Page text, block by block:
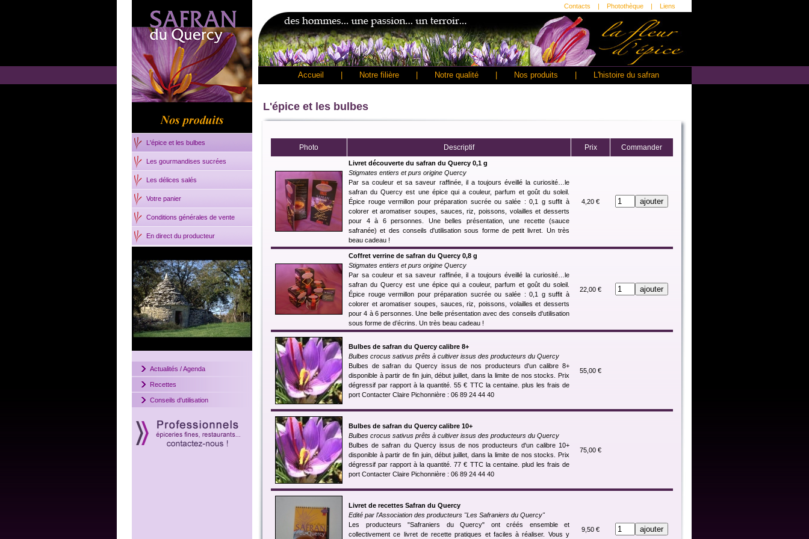
Contacts | Photothèque | Liens
Accueil Notre filière| Notre qualité| Nos produits L'histoire du safran
L'épice et les bulbes
Les gourmandises sucrées
Les délices salés
Votre panier
Conditions générales de vente
En direct du producteur
Actualités / Agenda
Recettes
Conseils d'utilisation
L'épice et les bulbes
Photo Descriptif Prix Commander
Livret découverte du safran du Quercy 0,1 g
Stigmates entiers et purs origine Quercy
Par sa couleur et sa saveur raffinée, il a toujours éveillé la curiosité…le
safran du Quercy est une épice qui a couleur, parfum et goût du soleil.
Épice rouge vermillon pour préparation sucrée ou salée : 0,1 g suffit à
colorer et aromatiser soupes, sauces, riz, poissons, volailles et desserts
pour 4 à 6 personnes. Une belles présentation, une recette (sauce
safranée) et des conseils d'utilisation sous forme de petit livret. Un très
beau cadeau !
4,20 €
Coffret verrine de safran du Quercy 0,8 g
Stigmates entiers et purs origine Quercy
Par sa couleur et sa saveur raffinée, il a toujours éveillé la curiosité…le
safran du Quercy est une épice qui a couleur, parfum et goût du soleil.
Épice rouge vermillon pour préparation sucrée ou salée : 0,1 g suffit à
colorer et aromatiser soupes, sauces, riz, poissons, volailles et desserts
pour 4 à 6 personnes. Une belle présentation avec des conseils d'utilisation
sous forme de d’écrins. Un très beau cadeau !
22,00 €
Bulbes de safran du Quercy calibre 8+
Bulbes crocus sativus prêts à cultiver issus des producteurs du Quercy
Bulbes de safran du Quercy issus de nos producteurs d'un calibre 8+
disponible à partir de fin juin, début juillet, dans la limite de nos stocks. Prix
dégressif par rapport à la quantité. 55 € TTC la centaine. plus les frais de
port Contacter Claire Pichonnière : 06 89 24 44 40
55,00 €
Bulbes de safran du Quercy calibre 10+
Bulbes crocus sativus prêts à cultiver issus des producteurs du Quercy
Bulbes de safran du Quercy issus de nos producteurs d'un calibre 10+
disponible à partir de fin juin, début juillet, dans la limite de nos stocks. Prix
dégressif par rapport à la quantité. 77 € TTC la centaine. plud les frais de
port Contacter Claire Pichonnière : 06 89 24 44 40
75,00 €
Livret de recettes Safran du Quercy
Edité par l'Association des producteurs "Les Safraniers du Quercy"
Les producteurs "Safraniers du Quercy" ont créés ensemble et
collectivement ce livret de recette pratiques et faciles à réaliser. Vous y
9,50 €